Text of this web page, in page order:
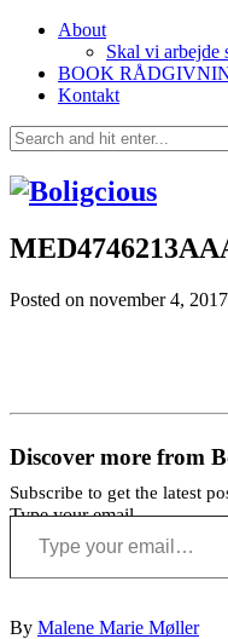
About
Skal vi arbejde
BOOK
Kontakt
Posted on november 4, 2017
Discover more from
Subscribe to get the latest
Type your email…
By Malene Marie Møller